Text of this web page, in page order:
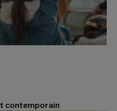
contemporain